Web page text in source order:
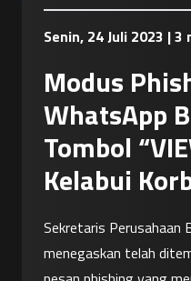
Senin, 24 Juli 2023 |3
Modus
WhatsApp
Tombol
Kelabui
Sekretaris Perusahaan
menegaskan telah